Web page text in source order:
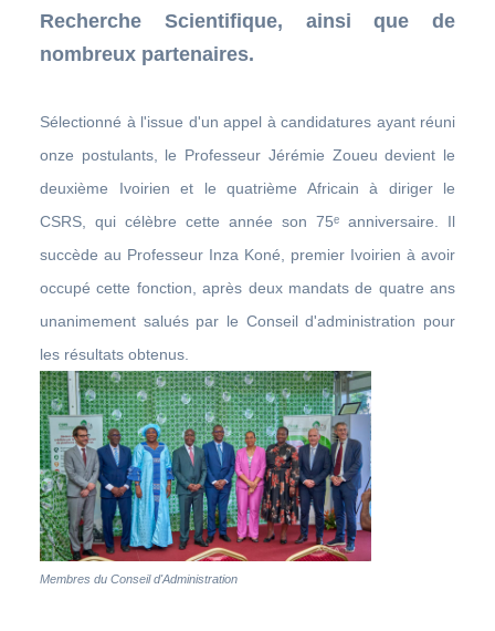
Recherche Scientifique, ainsi que de
nombreux partenaires.
Sélectionné à l'issue d'un appel à candidatures ayant réuni
onze postulants, le Professeur Jérémie Zoueu devient le
deuxième Ivoirien et le quatrième Africain à diriger le
CSRS, qui célèbre cette année son 75ᵉ anniversaire. Il
succède au Professeur Inza Koné, premier Ivoirien à avoir
occupé cette fonction, après deux mandats de quatre ans
unanimement salués par le Conseil d'administration pour
les résultats obtenus.
Membres du Conseil d'Administration